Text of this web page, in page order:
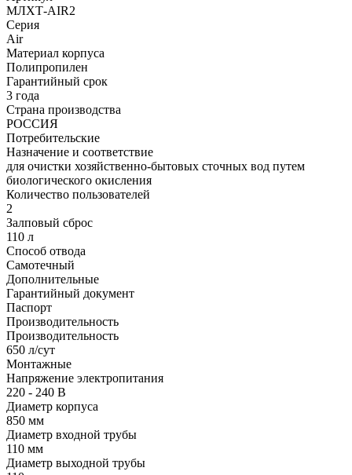
МЛХТ-AIR2
Серия
Air
Материал корпуса
Полипропилен
Гарантийный срок
3 года
Страна производства
РОССИЯ
Потребительские
Назначение и соответствие
для очистки хозяйственно-бытовых сточных вод путем
биологического окисления
Количество пользователей
2
Залповый сброс
110 л
Способ отвода
Самотечный
Дополнительные
Гарантийный документ
Паспорт
Производительность
Производительность
650 л/сут
Монтажные
Напряжение электропитания
220 - 240 В
Диаметр корпуса
850 мм
Диаметр входной трубы
110 мм
Диаметр выходной трубы